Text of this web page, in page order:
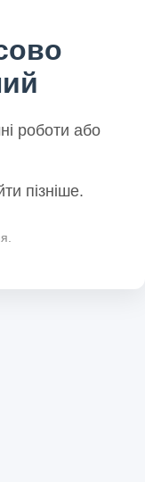
роботи або
пізніше.